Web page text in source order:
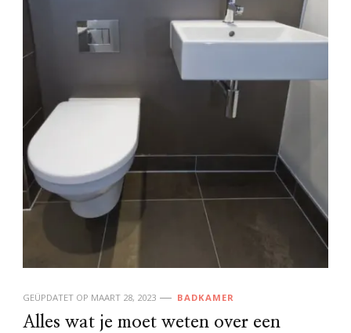
GEÜPDATET OP MAART 28, 2023 BADKAMER
Alles wat je moet weten over een